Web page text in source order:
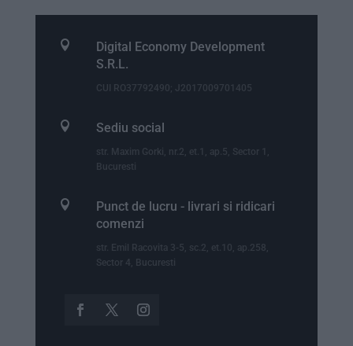

Digital Economy Development
S.R.L.
CUI RO37792490; J2017009701405
 Sediu social
str. Maxim Gorki, nr.2, et.1, ap.5, Sector 1,
Bucuresti

Punct de lucru - livrari si ridicari
comenzi
str. Emil Racovita 3-5, sc.2, et.10, ap.258,
Sector 4, Bucuresti